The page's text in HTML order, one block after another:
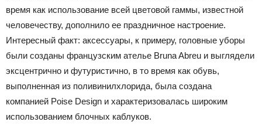
время как использование всей цветовой гаммы, известной
человечеству, дополнило ее праздничное настроение.
Интересный факт: аксессуары, к примеру, головные уборы
были созданы французским ателье Bruna Abreu и выглядели
эксцентрично и футуристично, в то время как обувь,
выполненная из поливинилхлорида, была создана
компанией Poise Design и характеризовалась широким
использованием блочных каблуков.